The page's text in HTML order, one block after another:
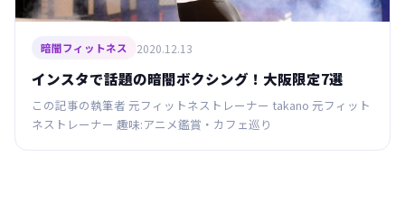
暗闇フィットネス 2020.12.13
インスタで話題の暗闇ボクシング！大阪限定7選
この記事の執筆者 元フィットネストレーナー takano 元フィット
ネストレーナー 趣味:アニメ鑑賞・カフェ巡り